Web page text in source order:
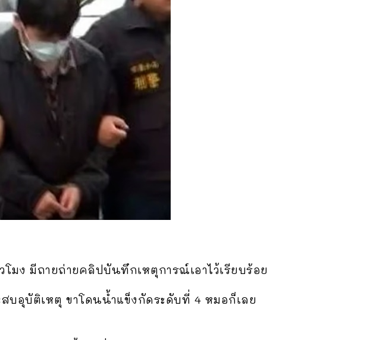
โมง มีถายถ่ายคลิปบันทึกเหตุการณ์เอาไว้เรียบร้อย
บอุบัติเหตุ ขาโดนน้ำแข็งกัดระดับที่ 4 หมอก็เลย